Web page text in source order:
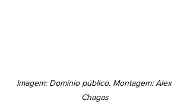
Imagem: Domínio público. Montagem: Alex
Chagas